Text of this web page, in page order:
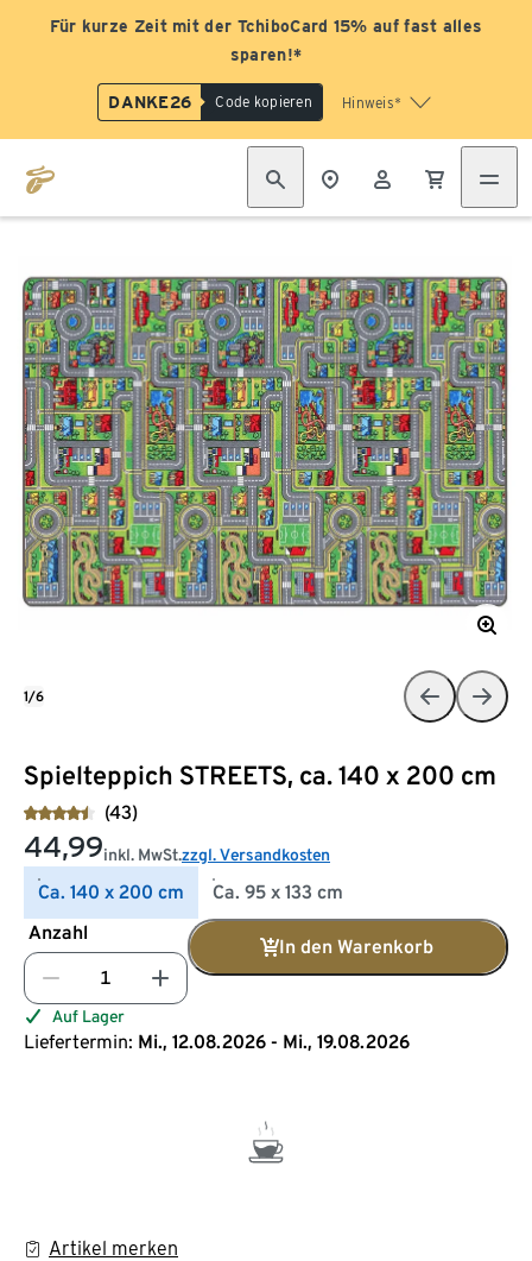
Für kurze Zeit mit der TchiboCard 15% auf fast alles
sparen!*
DANKE26 Code kopieren Hinweis*
Spielteppich STREETS, ca. 140 x 200 cm
(43)
44,99inkl. MwSt.zzgl. Versandkosten
Ca. 140 x 200 cm
Ca. 95 x 133 cm
Anzahl
In den Warenkorb
Auf Lager
Liefertermin: Mi., 12.08.2026 - Mi., 19.08.2026
Artikel merken
1/6